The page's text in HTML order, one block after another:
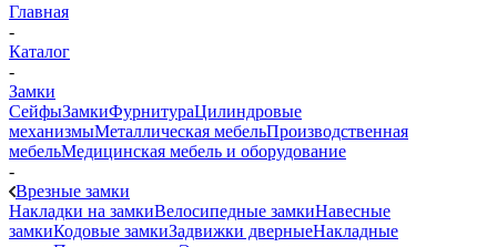
Главная
-
Каталог
-
Замки
СейфыЗамкиФурнитураЦилиндровые
механизмыМеталлическая мебельПроизводственная
мебельМедицинская мебель и оборудование
-
Врезные замки
Накладки на замкиВелосипедные замкиНавесные
замкиКодовые замкиЗадвижки дверныеНакладные